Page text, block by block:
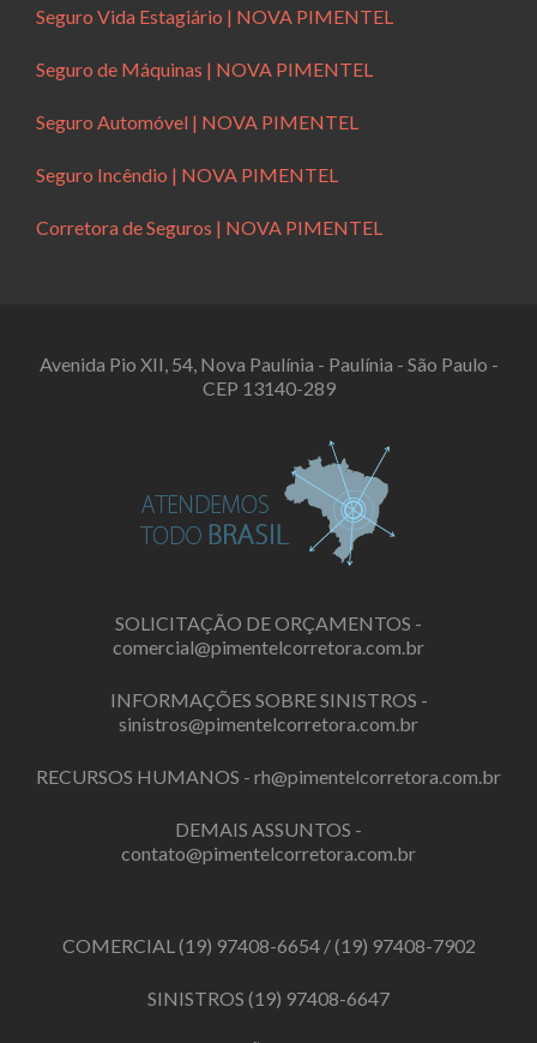
Seguro Vida Estagiário | NOVA PIMENTEL
Seguro de Máquinas | NOVA PIMENTEL
Seguro Automóvel | NOVA PIMENTEL
Seguro Incêndio | NOVA PIMENTEL
Corretora de Seguros | NOVA PIMENTEL
Avenida Pio XII, 54, Nova Paulínia - Paulínia - São Paulo -
CEP 13140-289
SOLICITAÇÃO DE ORÇAMENTOS -
comercial@pimentelcorretora.com.br
INFORMAÇÕES SOBRE SINISTROS -
sinistros@pimentelcorretora.com.br
RECURSOS HUMANOS - rh@pimentelcorretora.com.br
DEMAIS ASSUNTOS -
contato@pimentelcorretora.com.br
COMERCIAL(19) 97408-6654/(19) 97408-7902
SINISTROS (19) 97408-6647